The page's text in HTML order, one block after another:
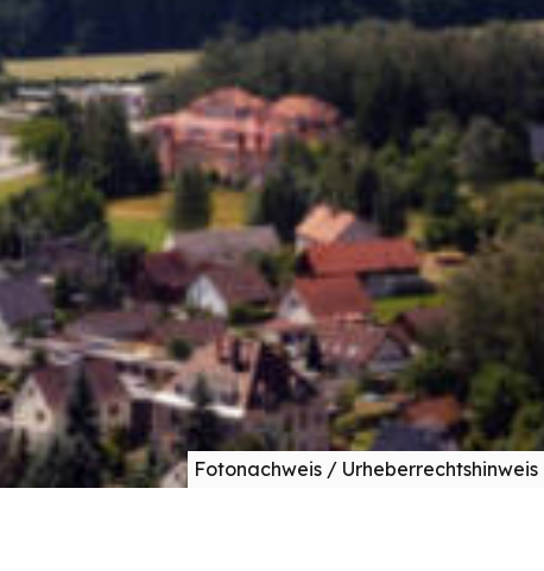
Fotonachweis / Urheberrechtshinweis